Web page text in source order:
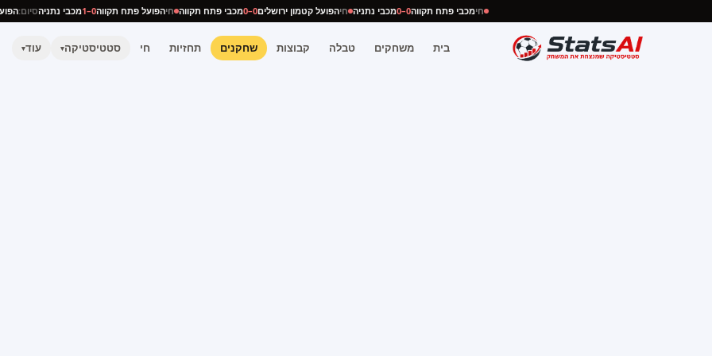
חימכבי פתח תקווה0–0 מכבי נתניה חיהפועל קטמון ירושלים0–0 מכבי פתח תקווה חיהפועל פתח תקווה0–1 מכבי נתניהסיום:
בית משחקים טבלה קבוצות שחקנים תחזיות חי סטטיסטיקה▾ עוד▾